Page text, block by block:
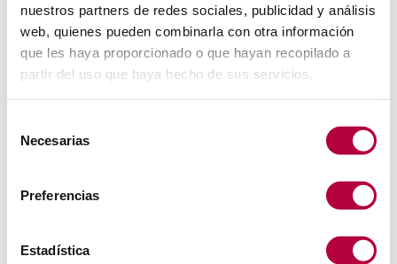
nuestros partners de redes sociales, publicidad y análisis
web, quienes pueden combinarla con otra información
que les haya proporcionado o que hayan recopilado a
partir del uso que haya hecho de sus servicios.
Necesarias
Preferencias
Estadística